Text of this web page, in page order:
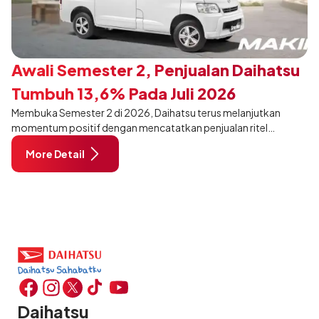
Awali Semester 2, Penjualan Daihatsu
Tumbuh 13,6% Pada Juli 2026
Membuka Semester 2 di 2026, Daihatsu terus melanjutkan
momentum positif dengan mencatatkan penjualan ritel
sebanyak 12.750 unit pada Juli 2026. Capaian tersebut tumbuh
13,6% dibandingkan periode yang sama tahun lalu sebanyak
11.220 unit, dan tetap stabil dibandingkan bulan Juni 2026 lalu.
More Detail
Daihatsu